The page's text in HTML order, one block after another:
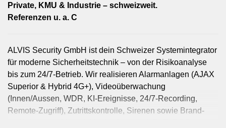
Private, KMU & Industrie – schweizweit.
Referenzen u. a. C
ALVIS Security GmbH ist dein Schweizer Systemintegrator
für moderne Sicherheitstechnik – von der Risikoanalyse
bis zum 24/7-Betrieb. Wir realisieren Alarmanlagen (AJAX
Superior & Hybrid 4G+), Videoüberwachung
(Innen/Aussen, WDR, KI-Ereignisse, 24/7-Recording,
Remote-Zugriff), Zutrittskontrolle, Sirenen sowie Brand-